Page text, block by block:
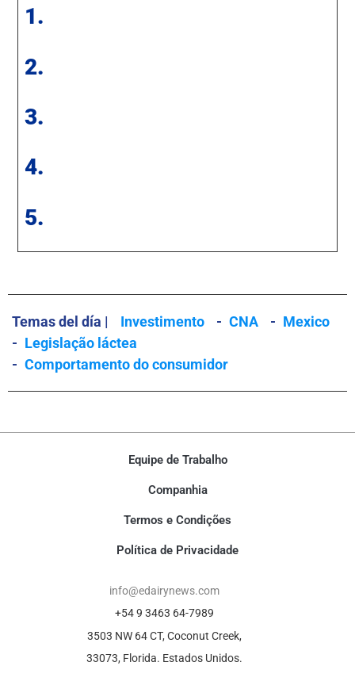
1.
2.
3.
4.
5.
Temas del día | Investimento - CNA - Mexico
- Legislação láctea
- Comportamento do consumidor
Equipe de Trabalho
Companhia
Termos e Condições
Política de Privacidade
info@edairynews.com
+54 9 3463 64-7989
3503 NW 64 CT, Coconut Creek,
33073, Florida. Estados Unidos.